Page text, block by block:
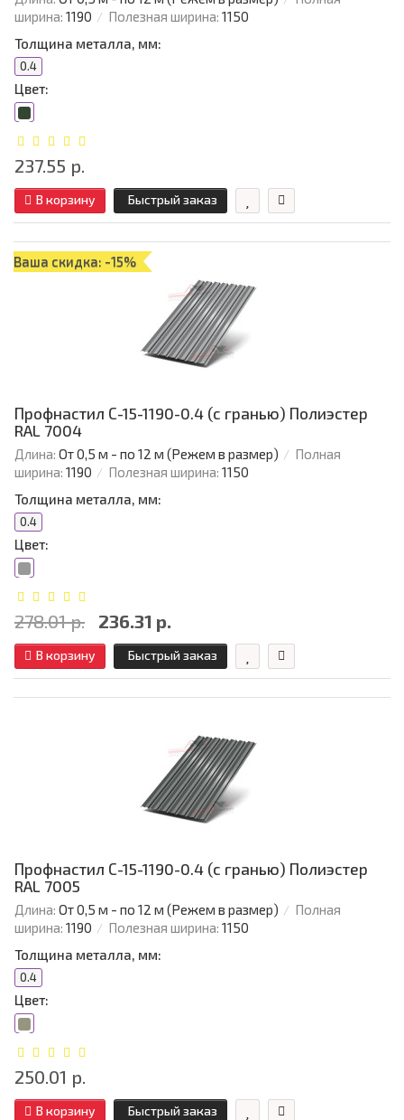
ширина: 1190 Полезная ширина: 1150
Толщина металла, мм:
0.4
Цвет:
237.55 р.
В корзину Быстрый заказ
Ваша скидка: -15%
Профнастил С-15-1190-0.4 (с гранью) Полиэстер
RAL 7004
Длина: От 0,5 м - по 12 м (Режем в размер)
Полная
ширина: 1190 Полезная ширина: 1150
Толщина металла, мм:
0.4
Цвет:
278.01 р. 236.31 р.
В корзину Быстрый заказ
Профнастил С-15-1190-0.4 (с гранью) Полиэстер
RAL 7005
Длина: От 0,5 м - по 12 м (Режем в размер)
Полная
ширина: 1190 Полезная ширина: 1150
Толщина металла, мм:
0.4
Цвет:
250.01 р.
В корзину Быстрый заказ